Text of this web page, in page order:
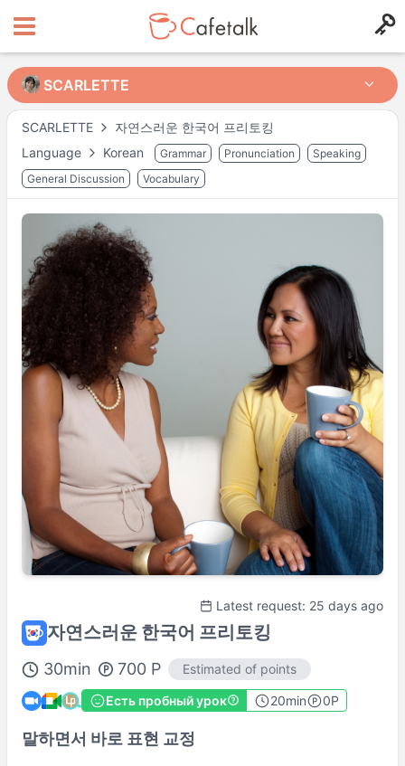
SCARLETTE
자연스러운 한국어 프리토킹
Language
Korean Grammar Pronunciation
Speaking
General Discussion
Vocabulary
Latest request: 25 days ago
자연스러운 한국어 프리토킹
30min 700 P Estimated of points
Есть пробный урок 20min 0P
말하면서 바로 표현 교정
SCARLETTE
SCARLETTE
from in
26 13
Доступное время
Mon
Tue
Wed
00:00
Thu
00:00
Fri
21:30
00:00
Sun
23:00
Actual availability may differ. Please check when you make a request.
Shown inAsia/Tokyotime.
Профиль преподавателя